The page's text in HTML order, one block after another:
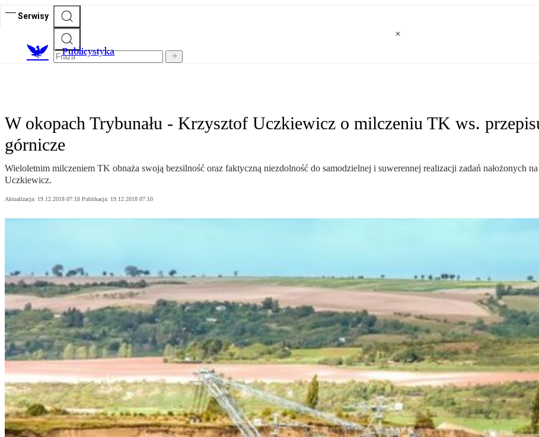
Serwisy
Publicystyka
W okopach Trybunału - Krzysztof Uczkiewicz o milczeniu TK ws.
górnicze
Wieloletnim milczeniem TK obnaża swoją bezsilność oraz faktyczną niezdolność do samodzielnej i suwerennej realizacji zadań nałożonych
Uczkiewicz.
Aktualizacja: 19.12.2018 07:18 Publikacja: 19.12.2018 07:10